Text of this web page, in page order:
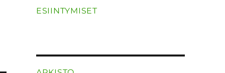
ESIINTYMISET